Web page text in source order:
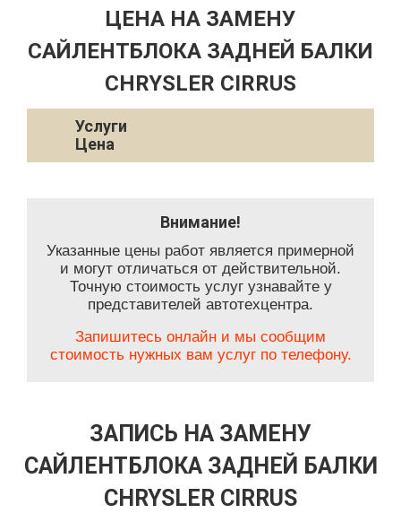
ЦЕНА НА ЗАМЕНУ
САЙЛЕНТБЛОКА ЗАДНЕЙ БАЛКИ
CHRYSLER CIRRUS
Услуги
Цена
Внимание!
Указанные цены работ является примерной
и могут отличаться от действительной.
Точную стоимость услуг узнавайте у
представителей автотехцентра.
Запишитесь онлайн и мы сообщим
стоимость нужных вам услуг по телефону.
ЗАПИСЬ НА ЗАМЕНУ
САЙЛЕНТБЛОКА ЗАДНЕЙ БАЛКИ
CHRYSLER CIRRUS